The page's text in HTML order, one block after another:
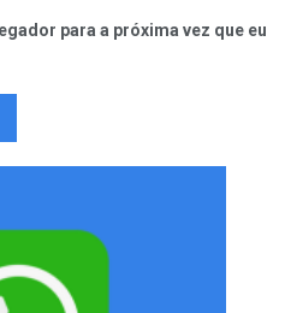
para a próxima vez que eu